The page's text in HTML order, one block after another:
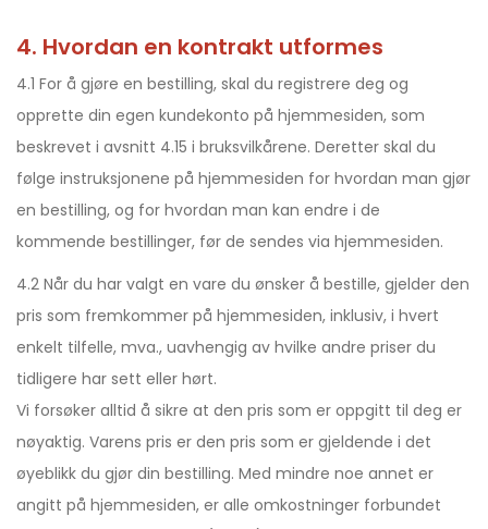
4. Hvordan en kontrakt utformes
4.1 For å gjøre en bestilling, skal du registrere deg og
opprette din egen kundekonto på hjemmesiden, som
beskrevet i avsnitt 4.15 i bruksvilkårene. Deretter skal du
følge instruksjonene på hjemmesiden for hvordan man gjør
en bestilling, og for hvordan man kan endre i de
kommende bestillinger, før de sendes via hjemmesiden.
4.2 Når du har valgt en vare du ønsker å bestille, gjelder den
pris som fremkommer på hjemmesiden, inklusiv, i hvert
enkelt tilfelle, mva., uavhengig av hvilke andre priser du
tidligere har sett eller hørt.
Vi forsøker alltid å sikre at den pris som er oppgitt til deg er
nøyaktig. Varens pris er den pris som er gjeldende i det
øyeblikk du gjør din bestilling. Med mindre noe annet er
angitt på hjemmesiden, er alle omkostninger forbundet